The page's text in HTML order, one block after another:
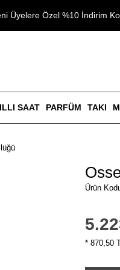
Üyelere Özel %10 İndirim
SAAT PARFÜM TAKI
Ürün
* 870,50